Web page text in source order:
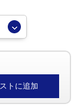
トに追加